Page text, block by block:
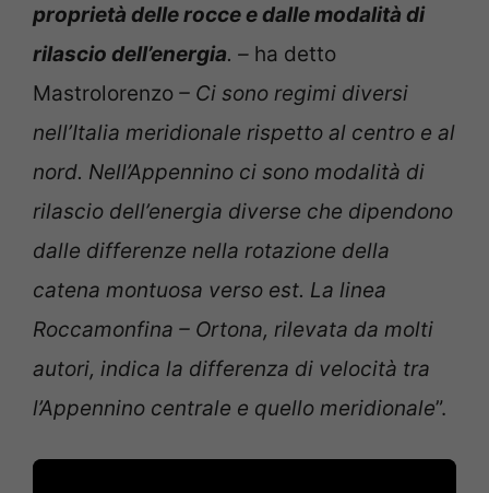
proprietà delle rocce e dalle modalità di
rilascio dell’energia. – ha detto
Mastrolorenzo – Ci sono regimi diversi
nell’Italia meridionale rispetto al centro e al
nord. Nell’Appennino ci sono modalità di
rilascio dell’energia diverse che dipendono
dalle differenze nella rotazione della
catena montuosa verso est. La linea
Roccamonfina – Ortona, rilevata da molti
autori, indica la differenza di velocità tra
l’Appennino centrale e quello meridionale”.